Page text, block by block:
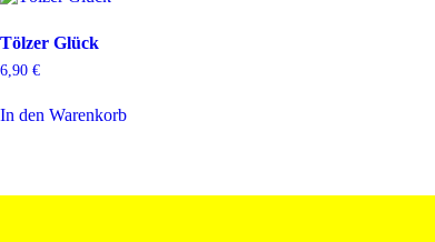
Tölzer Glück
6,90 €
In den Warenkorb